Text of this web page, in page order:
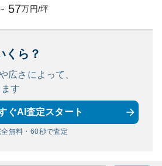
～ 57万円/坪
くら？
広さによって、
す
ぐAI査定スタート
全無料・60秒で査定